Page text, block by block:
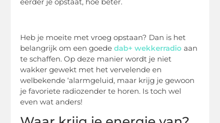
Heb je moeite met vroeg opstaan? Dan is het
belangrijk om een goededab+ wekkerradio aan
te schaffen. Op deze manier wordt je niet
wakker gewekt met het vervelende en
welbekende ‘alarmgeluid, maar krijg je gewoon
je favoriete radiozender te horen. Is toch wel
even wat anders!